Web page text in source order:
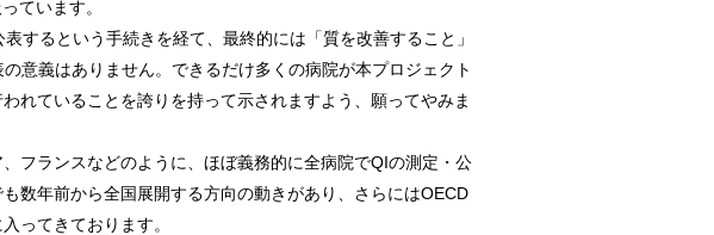
ています。
するという手続きを経て、最終的には「質を改善すること」
意義はありません。できるだけ多くの病院が本プロジェクト
れていることを誇りを持って示されますよう、願ってやみま
フランスなどのように、ほぼ義務的に全病院でQIの測定・公
数年前から全国展開する方向の動きがあり、さらにはOECD
ってきております。